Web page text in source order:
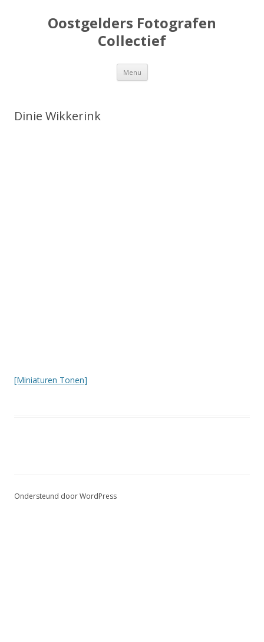
Oostgelders Fotografen
Collectief
Menu Spring
inhoud
Dinie Wikkerink
[Miniaturen Tonen]
Ondersteund door WordPress